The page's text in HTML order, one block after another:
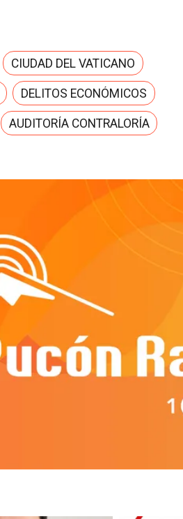
CIUDAD DEL VATICANO
DELITOS ECONÓMICOS
AUDITORÍA CONTRALORÍA